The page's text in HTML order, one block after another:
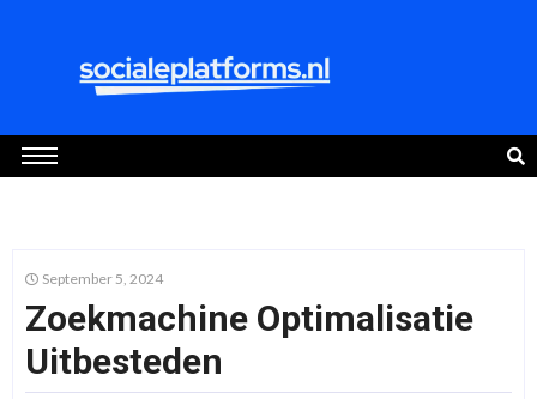
September 5, 2024
Zoekmachine Optimalisatie
Uitbesteden